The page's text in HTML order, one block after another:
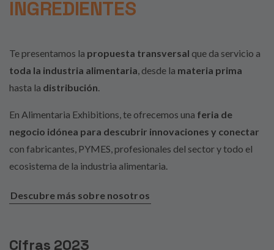
INGREDIENTES
Te presentamos la propuesta transversal que da servicio a
toda la industria alimentaria, desde la materia prima
hasta la distribución.
En Alimentaria Exhibitions, te ofrecemos una feria de
negocio idónea para descubrir innovaciones y conectar
con fabricantes, PYMES, profesionales del sector y todo el
ecosistema de la industria alimentaria.
Descubre más sobre nosotros
Cifras 2023